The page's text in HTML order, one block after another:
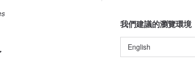
我們建議的瀏覽環境